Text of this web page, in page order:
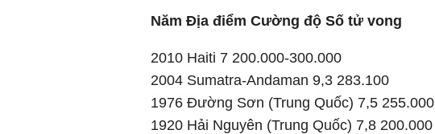
Năm Địa điểm Cường độ Số tử vong
2010 Haiti 7 200.000-300.000
2004 Sumatra-Andaman 9,3 283.100
1976 Đường Sơn (Trung Quốc) 7,5 255.000
1920 Hải Nguyên (Trung Quốc) 7,8 200.000